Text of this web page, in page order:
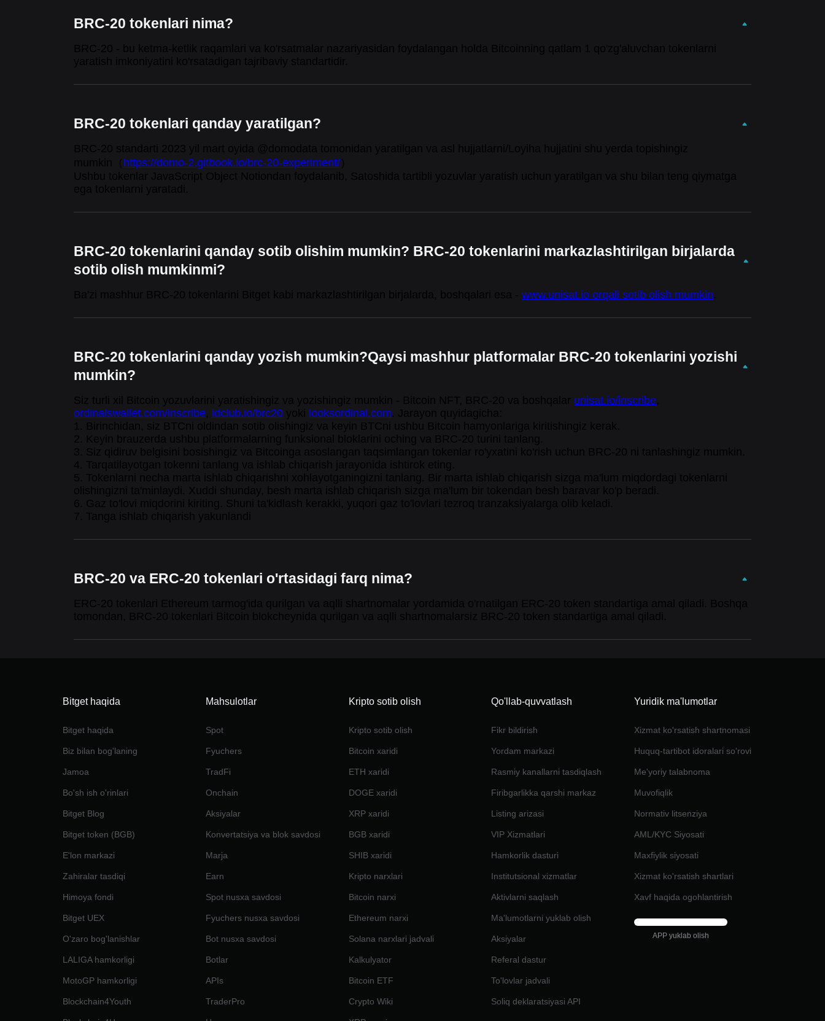
BRC-20 tokenlari nima?
BRC-20 tokenlari qanday yaratilgan?
https://domo-2.gitbook.io/brc-20-experiment/
BRC-20 tokenlarini qanday sotib olishim mumkin? BRC-20 tokenlarini markazlashtirilgan birjalarda
sotib olish mumkinmi?
www.unisat.io orqali sotib olish mumkin
BRC-20 tokenlarini qanday yozish mumkin?Qaysi mashhur platformalar BRC-20 tokenlarini yozishi
mumkin?
unisat.io/inscribe
ordinalswallet.com/inscribe idclub.io/brc20 looksordinal.com
BRC-20 va ERC-20 tokenlari o'rtasidagi farq nima?
Bitget haqida
Bitget haqida
Biz bilan bog'laning
Jamoa
Bo'sh ish o'rinlari
Bitget Blog
Bitget token (BGB)
E'lon markazi
Zahiralar tasdiqi
Himoya fondi
Bitget UEX
O'zaro bog'lanishlar
LALIGA hamkorligi
MotoGP hamkorligi
Blockchain4Youth
Mahsulotlar
Spot
Fyuchers
TradFi
Onchain
Aksiyalar
Konvertatsiya va blok savdosi
Marja
Earn
Spot nusxa savdosi
Fyuchers nusxa savdosi
Bot nusxa savdosi
Botlar
APIs
TraderPro
Kripto sotib olish
Kripto sotib olish
Bitcoin xaridi
ETH xaridi
DOGE xaridi
XRP xaridi
BGB xaridi
SHIB xaridi
Kripto narxlari
Bitcoin narxi
Ethereum narxi
Solana narxlari jadvali
Kalkulyator
Bitcoin ETF
Crypto Wiki
Qo'llab-quvvatlash
Fikr bildirish
Yordam markazi
Rasmiy kanallarni tasdiqlash
Firibgarlikka qarshi markaz
Listing arizasi
VIP Xizmatlari
Hamkorlik dasturi
Institutsional xizmatlar
Aktivlarni saqlash
Ma'lumotlarni yuklab olish
Aksiyalar
Referal dastur
To'lovlar jadvali
Soliq deklaratsiyasi API
Yuridik ma'lumotlar
Xizmat ko'rsatish shartnomasi
Huquq-tartibot idoralari so'rovi
Me'yoriy talabnoma
Muvofiqlik
Normativ litsenziya
AML/KYC Siyosati
Maxfiylik siyosati
Xizmat ko'rsatish shartlari
Xavf haqida ogohlantirish
APP yuklab olish